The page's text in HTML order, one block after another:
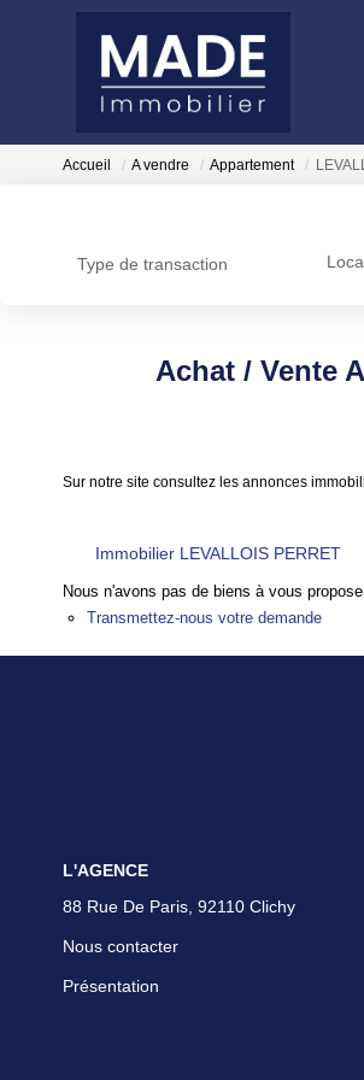
Accueil A vendre Appartement
Type de transaction
Achat / Vente
Sur notre site consultez les annonces
Immobilier LEVALLOIS PERRET
Nous n'avons pas de biens à vous
Transmettez-nous votre demande
L'AGENCE
88 Rue De Paris, 92110 Clichy
Nous contacter
Présentation